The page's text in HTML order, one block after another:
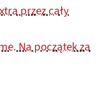
przez cały
Na początek za